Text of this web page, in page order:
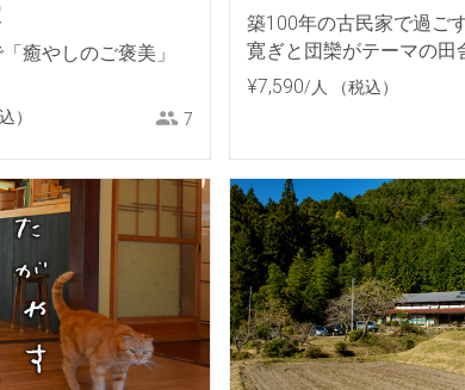
癒やしのご褒美」
） 7
築100年の古民家で過ご
寛ぎと団欒がテーマの田
場の宿
¥7,590/人 （税込）